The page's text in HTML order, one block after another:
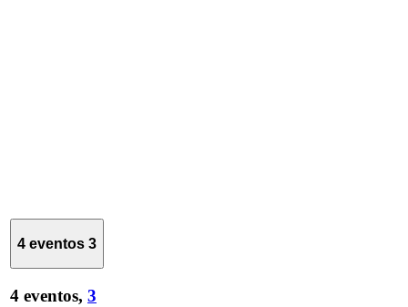
4 eventos 3
4 eventos, 3